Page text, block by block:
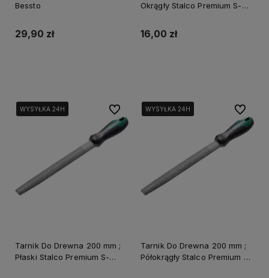
Bessto
29,90 zł
Okrągły Stalco Premium S-
16,00 zł
WYSYŁKA 24H
WYSYŁKA 24H
WYSYŁKA 24H
Tarnik Do Drewna 200 mm ;
Płaski Stalco Premium S-
Do ulubionychWYSYŁKA 24H
WYSYŁKA 24H
WYSYŁKA 24H
Tarnik Do Drewna 200 mm ;
Półokrągły Stalco Premium S-
Do